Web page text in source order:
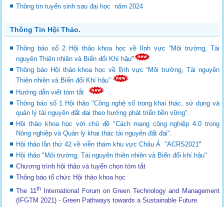
Thông tin tuyển sinh sau đại học năm 2024
Thông Tin Hội Thảo.
Thông báo số 2 Hội thảo khoa học về lĩnh vực “Môi trường, Tài
nguyên Thiên nhiên và Biến đổi Khí hậu"
Thông báo Hội thảo khoa học về lĩnh vực “Môi trường, Tài nguyên
Thiên nhiên và Biến đổi Khí hậu”
Hướng dẫn viết tóm tắt
Thông báo số 1 Hội thảo "Công nghệ số trong khai thác, sử dụng và
quản lý tài nguyên đất đai theo hướng phát triển bền vững".
Hội thảo khoa học với chủ đề "Cách mạng công nghiệp 4.0 trong
Nông nghiệp và Quản lý khai thác tài nguyên đất đai".
Hội thảo lần thứ 42 về viễn thám khu vực Châu Á "ACRS2021"
Hội thảo "Môi trường, Tài nguyên thiên nhiên và Biến đổi khí hậu"
Chương trình hội thảo và tuyển chọn tóm tắt
Thông báo tổ chức Hội thảo khoa học
The 11thInternational Forum on Green Technology and Management
(IFGTM 2021) - Green Pathways towards a Sustainable Future